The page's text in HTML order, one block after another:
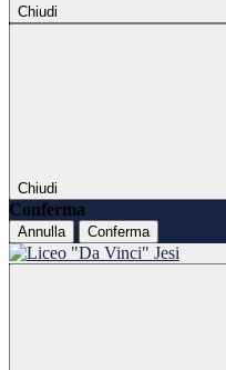
Chiudi
Chiudi
Conferma
Annulla Conferma